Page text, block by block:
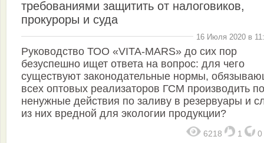
требованиями защитить от налоговиков,
прокуроры и суда
16 Июля 2020 в
Руководство ТОО «VITA-MARS» до сих пор
безуспешно ищет ответа на вопрос: для чего
существуют законодательные нормы,
всех оптовых реализаторов ГСМ производить
ненужные действия по заливу в резервуары и
из них вредной для экологии продукции?
6218 1 0